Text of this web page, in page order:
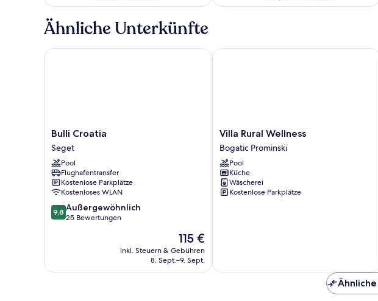
Ähnliche Unterkünfte
Bulli
Croatia
Seget
Bulli Croatia
Seget
Pool
Flughafentransfer
Kostenlose Parkplätze
Kostenloses WLAN
9.8
von
9,8 Außergewöhnlich
25 Bewertungen
Der
Preis
beträgt
115 €
inkl. Steuern & Gebühren
8. Sept.–9. Sept.
Bulli Croatia
Villa
Rural
Wellness
Bogatic
Prominski
Villa Rural Wellness
Bogatic Prominski
Pool
Küche
Wäscherei
Kostenlose Parkplätze
Villa Rural Wellness